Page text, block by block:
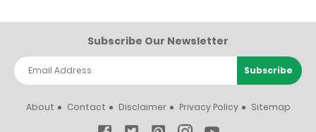
Subscribe Our Newsletter
About Contact Disclaimer Privacy Policy Sitemap